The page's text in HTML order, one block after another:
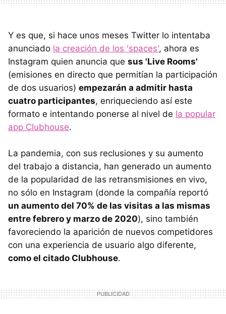
Y es que, si hace unos meses Twitter lo intentaba
anunciado la creación de los 'spaces', ahora es
Instagram quien anuncia que sus 'Live Rooms'
(emisiones en directo que permitían la participación
de dos usuarios) empezarán a admitir hasta
cuatro participantes, enriqueciendo así este
formato e intentando ponerse al nivel de la popular
app Clubhouse.
La pandemia, con sus reclusiones y su aumento
del trabajo a distancia, han generado un aumento
de la popularidad de las retransmisiones en vivo,
no sólo en Instagram (donde la compañía reportó
un aumento del 70% de las visitas a las mismas
entre febrero y marzo de 2020), sino también
favoreciendo la aparición de nuevos competidores
con una experiencia de usuario algo diferente,
como el citado Clubhouse.